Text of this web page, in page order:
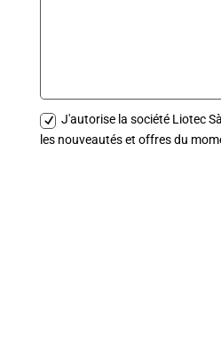
J'autorise la société Liotec
les nouveautés et offres du